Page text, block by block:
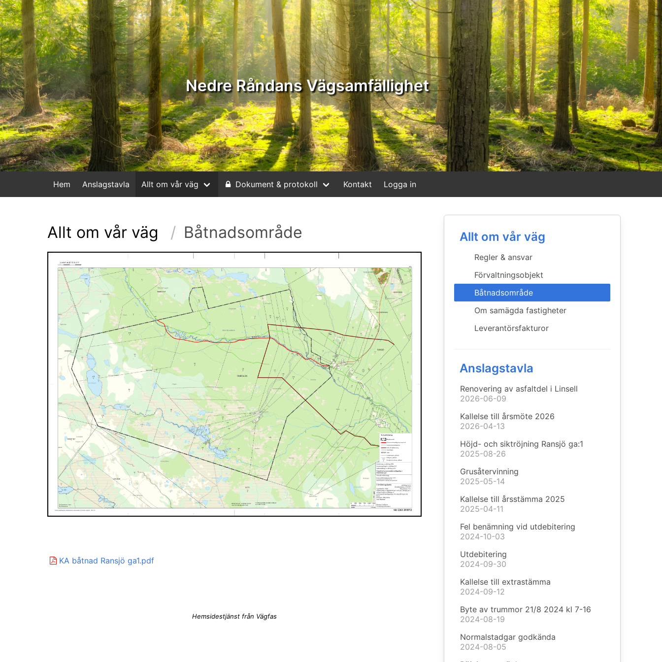
Nedre Råndans Vägsamfällighet
Hem Anslagstavla Allt om vår väg Dokument & protokoll Kontakt Logga in
Allt om vår väg Båtnadsområde
KA båtnad Ransjö ga1.pdf
Hemsidestjänst från Vägfas
Allt om vår väg
Regler & ansvar
Förvaltningsobjekt
Båtnadsområde
Om samägda fastigheter
Leverantörsfakturor
Anslagstavla
Renovering av asfaltdel i Linsell
2026-06-09
Kallelse till årsmöte 2026
2026-04-13
Höjd- och siktröjning Ransjö ga:1
2025-08-26
Grusåtervinning
2025-05-14
Kallelse till årsstämma 2025
2025-04-11
Fel benämning vid utdebitering
2024-10-03
Utdebitering
2024-09-30
Kallelse till extrastämma
2024-09-12
Byte av trummor 21/8 2024 kl 7-16
2024-08-19
Normalstadgar godkända
2024-08-05